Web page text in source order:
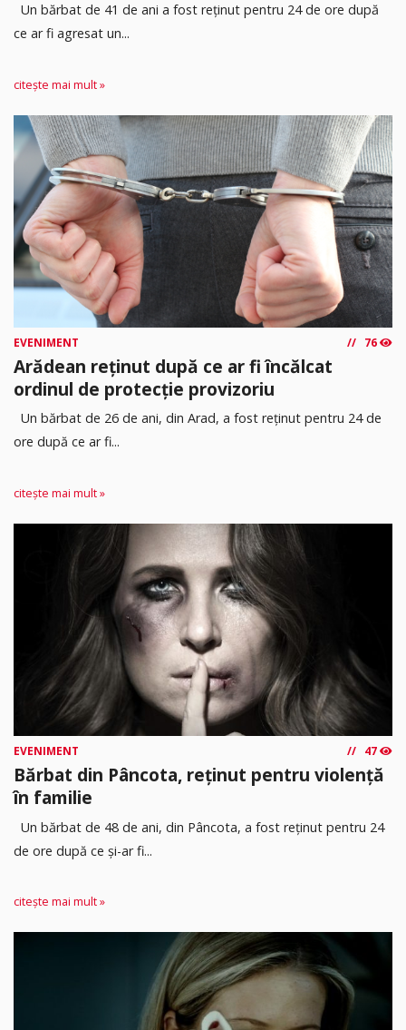
Un bărbat de 41 de ani a fost reținut pentru 24 de ore după
ce ar fi agresat un...
citește mai mult »
EVENIMENT 76
Arădean reținut după ce ar fi încălcat
ordinul de protecție provizoriu
Un bărbat de 26 de ani, din Arad, a fost reținut pentru 24 de
ore după ce ar fi...
citește mai mult »
EVENIMENT 47
Bărbat din Pâncota, reținut pentru violență
în familie
Un bărbat de 48 de ani, din Pâncota, a fost reținut pentru 24
de ore după ce și-ar fi...
citește mai mult »